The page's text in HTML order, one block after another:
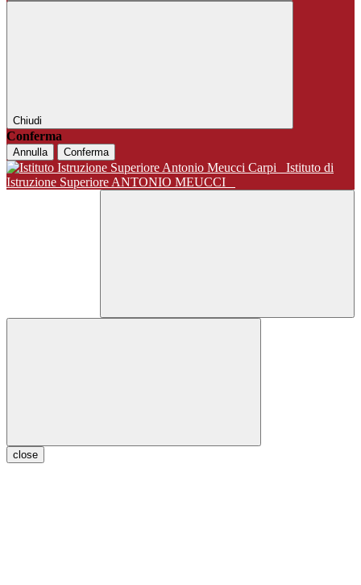
Chiudi
Conferma
Annulla Conferma
Istituto di
Istruzione Superiore ANTONIO MEUCCI
close